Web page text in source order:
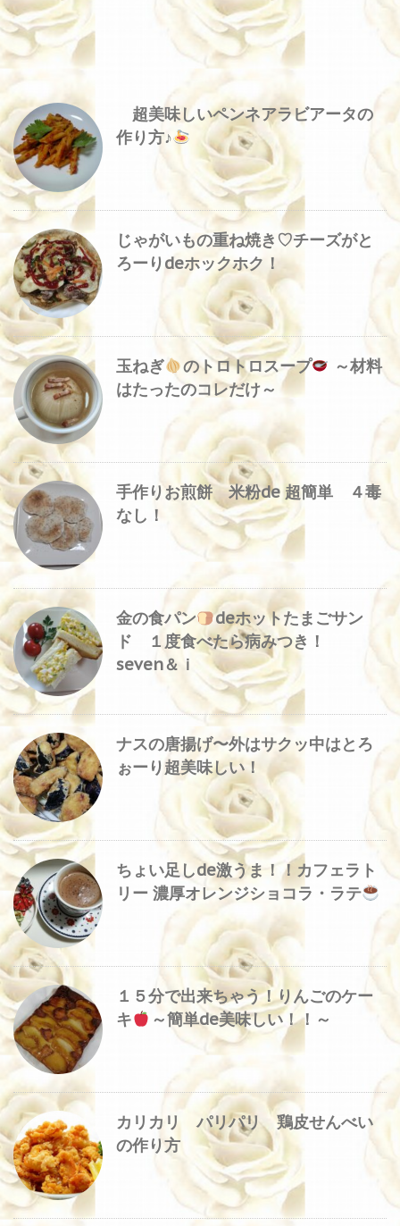
超美味しいペンネアラビアータの
作り方♪
じゃがいもの重ね焼き♡チーズがと
ろーりdeホックホク！
玉ねぎ のトロトロスープ
～材料
はたったのコレだけ～
手作りお煎餅 米粉de 超簡単 ４毒
なし！
金の食パン
deホットたまごサン
ド １度食べたら病みつき！
seven＆ｉ
ナスの唐揚げ〜外はサクッ中はとろ
ぉーり超美味しい！
ちょい足しde激うま！！カフェラト
リー 濃厚オレンジショコラ・ラテ
１５分で出来ちゃう！りんごのケー
キ
～簡単de美味しい！！～
カリカリ パリパリ 鶏皮せんべい
の作り方